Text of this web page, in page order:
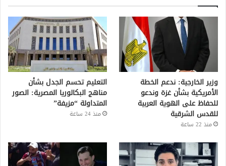
وزير الخارجية: ندعم الخطة
الأمريكية بشأن غزة وندعو
للحفاظ على الهوية العربية
للقدس الشرقية
منذ 22 ساعة
التعليم تحسم الجدل بشأن
مناهج البكالوريا المصرية: الصور
المتداولة “مزيفة”
منذ 24 ساعة